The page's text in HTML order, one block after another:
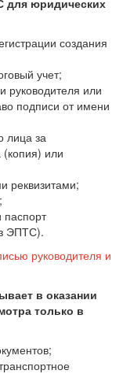
для юридических
создания
учет;
руководителя или
подписи от имени
лица за
(копия) или
реквизитами;
паспорт
ЭПТС).
руководителя и
в оказании
только в